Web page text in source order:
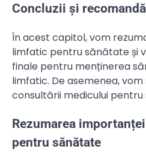
Concluzii și
În acest capitol, vom
limfatic pentru sănătate și
finale pentru menținerea
limfatic. De asemenea,
consultării medicului
Rezumarea
pentru sănătate